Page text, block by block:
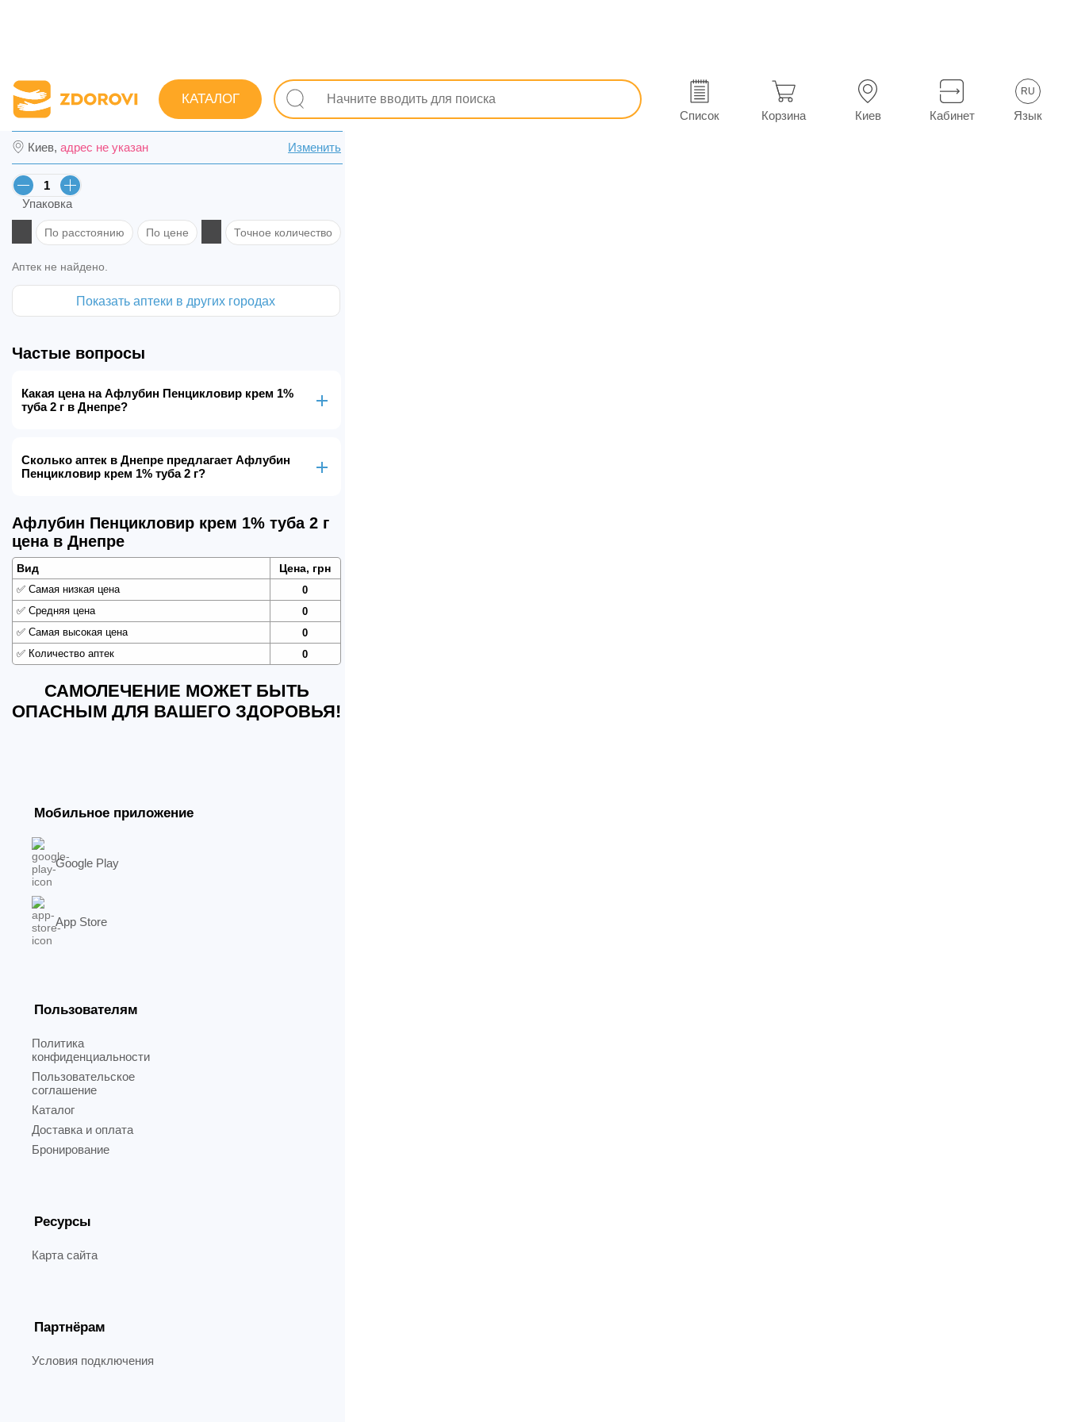
КАТАЛОГ
Список Корзина Киев Кабинет
RU
Язык
Поиск лекарств Лекарства Дерматологические От герпеса, вирусных заболеваний кожи и слизистых Афлубин Пенцикловир крем 1% туба 2 г
Афлубин Пенцикловир крем 1% туба 2 г в Днепре
Киев, адрес не указан Изменить
Упаковка
По расстоянию По цене Точное количество
Аптек не найдено.
Показать аптеки в других городах
Частые вопросы
Какая цена на Афлубин Пенцикловир крем 1%
туба 2 г в Днепре?
Сколько аптек в Днепре предлагает Афлубин
Пенцикловир крем 1% туба 2 г?
Афлубин Пенцикловир крем 1% туба 2 г
цена в Днепре
Вид Цена, грн
✅ Самая низкая цена
0
✅ Средняя цена
0
✅ Самая высокая цена
0
✅ Количество аптек 0
САМОЛЕЧЕНИЕ МОЖЕТ БЫТЬ
ОПАСНЫМ ДЛЯ ВАШЕГО ЗДОРОВЬЯ!
Мобильное приложение
Google Play
App Store
Пользователям
Политика
конфиденциальности
Пользовательское
соглашение
Каталог
Доставка и оплата
Бронирование
Ресурсы
Карта сайта
Партнёрам
Условия подключения